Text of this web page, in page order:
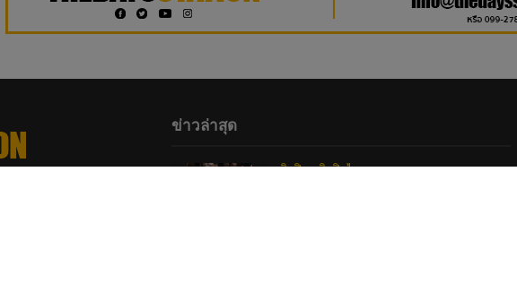
ข่าวล่าสุด
ศิลปิน•ศิลปินไอดอล